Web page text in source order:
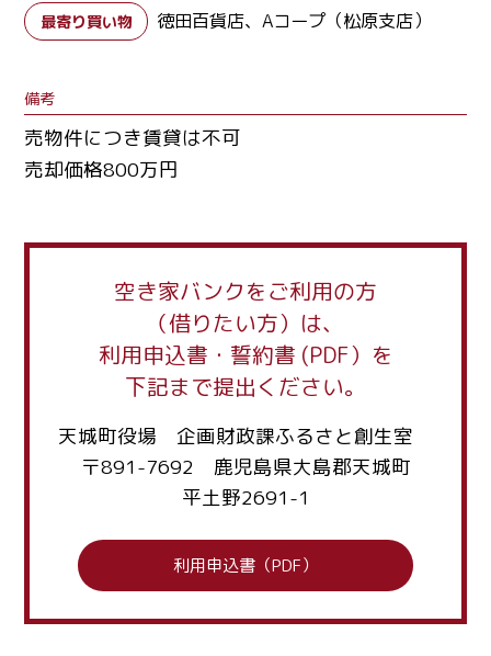
最寄り買い物 徳田百貨店、Aコープ（松原支店）
備考
売物件につき賃貸は不可
売却価格800万円
空き家バンクをご利用の方
（借りたい方）は、
利用申込書・誓約書 (PDF）を
下記まで提出ください。
天城町役場 企画財政課ふるさと創生室
〒891-7692 鹿児島県大島郡天城町
平土野2691-1
利用申込書（PDF）